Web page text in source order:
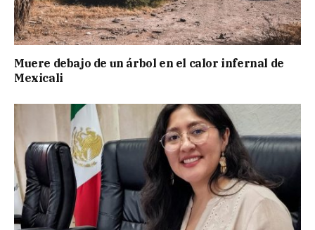
Muere debajo de un árbol en el calor infernal de
Mexicali